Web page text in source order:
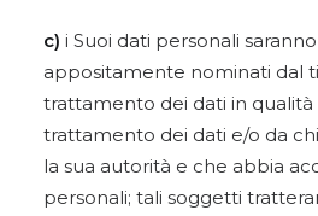
c) i Suoi dati personali
appositamente nominati dal
trattamento dei dati in qualità
trattamento dei dati e/o da
la sua autorità e che abbia
personali; tali soggetti